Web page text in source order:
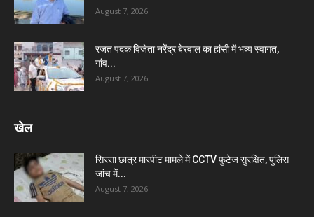
August 7, 2026
रजत पदक विजेता नरेंद्र बेरवाल का हांसी में भव्य स्वागत,
गांव...
August 7, 2026
खेल
सिरसा छात्र मारपीट मामले में CCTV फुटेज सुरक्षित, पुलिस
जांच में...
August 7, 2026